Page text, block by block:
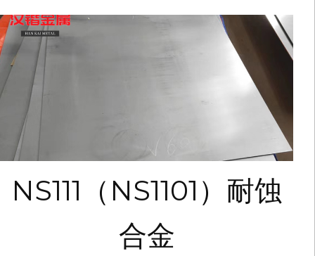
NS111（NS1101）耐蚀
合金